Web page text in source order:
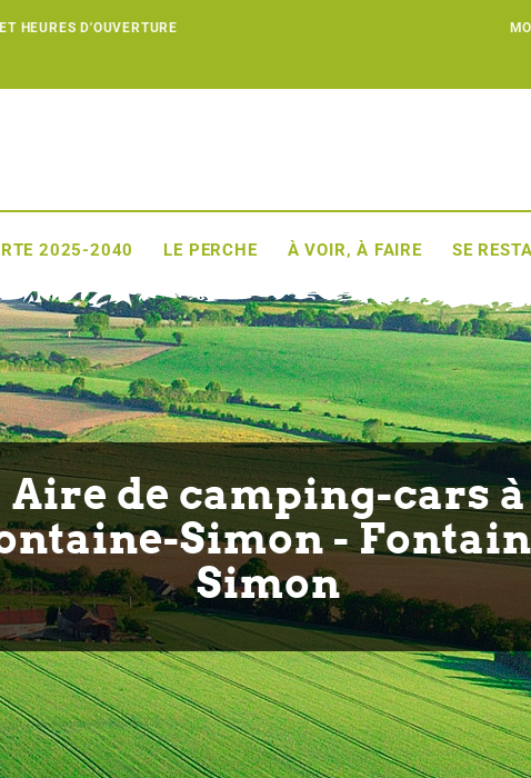
HEURES D'OUVERTURE
2025-2040 LE PERCHE À VOIR, À FAIRE SE
Aire de camping-cars à
Simon -
Simon